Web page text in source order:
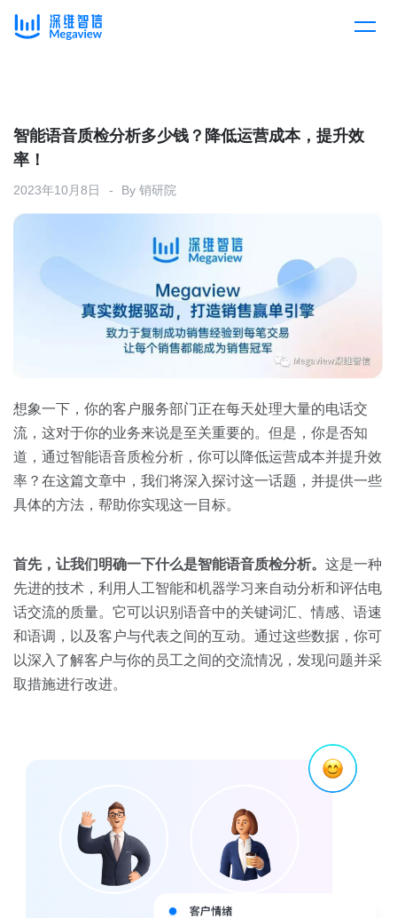
产品总览
产品集成
解决方案
按行业
教育
房地产
金融
按角色
销售人员
销售管理
交易跟进
客户案例
定价
资源中心
全部
白皮书
关于我们
预约演示
智能语音质检分析多少钱？降低运营成本，提升效
率！
2023年10月8日 By 销研院
想象一下，你的客户服务部门正在每天处理大量的电话交
流，这对于你的业务来说是至关重要的。但是，你是否知
道，通过智能语音质检分析，你可以降低运营成本并提升效
率？在这篇文章中，我们将深入探讨这一话题，并提供一些
具体的方法，帮助你实现这一目标。
首先，让我们明确一下什么是智能语音质检分析。 这是一种
先进的技术，利用人工智能和机器学习来自动分析和评估电
话交流的质量。它可以识别语音中的关键词汇、情感、语速
和语调，以及客户与代表之间的互动。通过这些数据，你可
以深入了解客户与你的员工之间的交流情况，发现问题并采
取措施进行改进。